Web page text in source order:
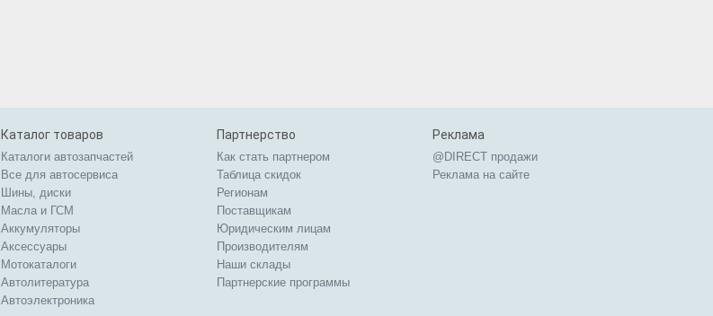
Каталог товаров
Каталоги автозапчастей
Все для автосервиса
Шины, диски
Масла и ГСМ
Аккумуляторы
Аксессуары
Мотокаталоги
Автолитература
Автоэлектроника
Партнерство
Как стать партнером
Таблица скидок
Регионам
Поставщикам
Юридическим лицам
Производителям
Наши склады
Партнерские программы
Реклама
@DIRECT продажи
Реклама на сайте